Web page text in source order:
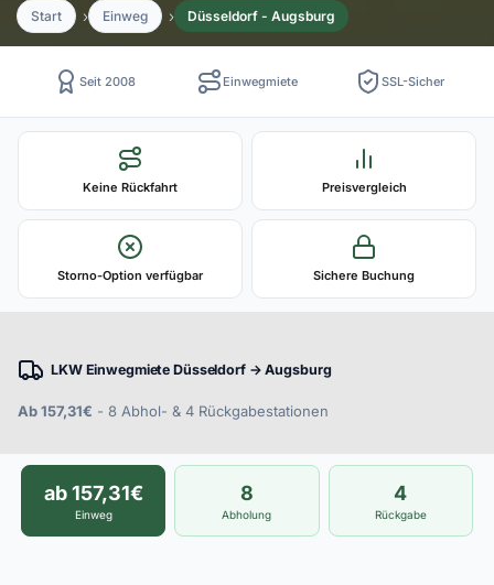
Start Einweg Düsseldorf - Augsburg
Seit 2008 Einwegmiete SSL-Sicher
Keine Rückfahrt Preisvergleich
Storno-Option verfügbar Sichere Buchung
LKW Einwegmiete Düsseldorf → Augsburg
Ab 157,31€ - 8 Abhol- & 4 Rückgabestationen
ab 157,31€
Einweg
8
Abholung
4
Rückgabe